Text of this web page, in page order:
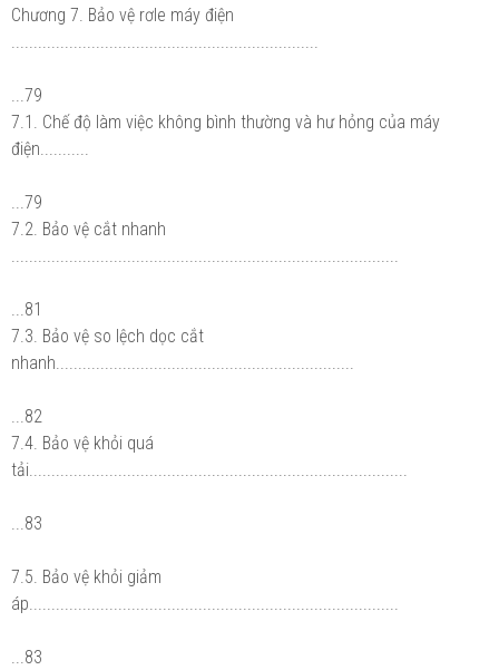
Chương 7. Bảo vệ rơle máy điện
...79
7.1. Chế độ làm việc không bình thường và hư hỏng của máy
điện...........
...79
7.2. Bảo vệ cắt nhanh
...81
7.3. Bảo vệ so lệch dọc cắt
nhanh...................................................................
...82
7.4. Bảo vệ khỏi quá
tải.....................................................................................
...83
7.5. Bảo vệ khỏi giảm
áp...................................................................................
...83